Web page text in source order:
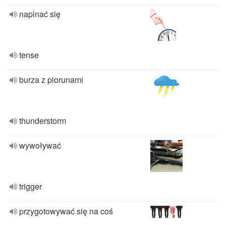
napinać się
tense
burza z piorunami
thunderstorm
wywoływać
trigger
przygotowywać się na coś